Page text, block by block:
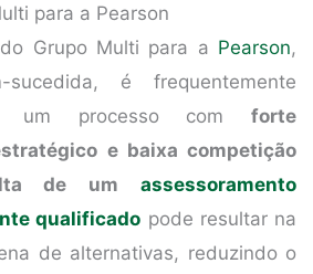
para a Pearson
Grupo Multi para a Pearson,
é frequentemente
um processo com forte
e baixa competição
de umassessoramento
qualificado pode resultar na
de alternativas, reduzindo o